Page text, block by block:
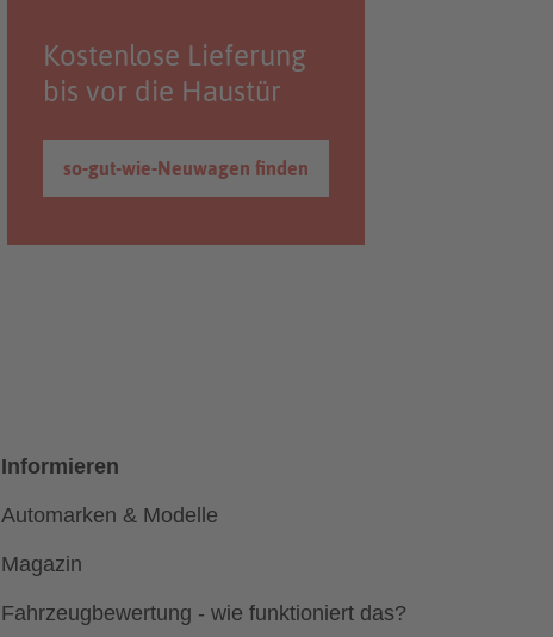
Kostenlose Lieferung
bis vor die Haustür
so-gut-wie-Neuwagen finden
Informieren
Automarken & Modelle
Magazin
Fahrzeugbewertung - wie funktioniert das?